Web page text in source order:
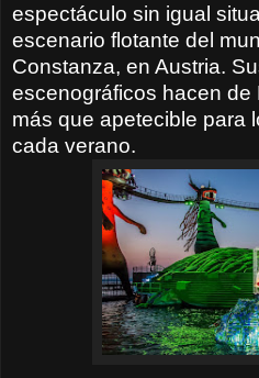
espectáculo sin igual
escenario flotante del
Constanza, en Austria.
escenográficos hacen de
más que apetecible para
cada verano.